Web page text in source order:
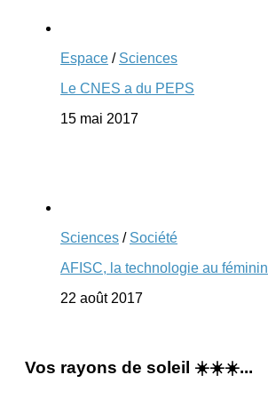
Espace / Sciences
Le CNES a du PEPS
15 mai 2017
Sciences / Société
AFISC, la technologie au féminin
22 août 2017
Vos rayons de soleil ☀️☀️☀️...